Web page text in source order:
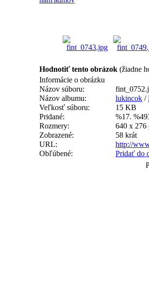
Hodnotiť tento obrázok (žiadne
Informácie o obrázku
Názov súboru:
Názov albumu:
lukincok /
Veľkosť súboru:
15 KB
Pridané:
%17.
Rozmery:
640 x 276
Zobrazené:
58 krát
URL:
http://
Obľúbené:
Pridať do